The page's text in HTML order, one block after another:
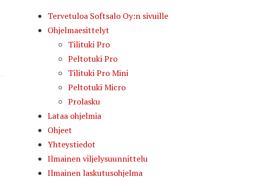
Tervetuloa Softsalo Oy:n sivuille
Ohjelmaesittelyt
Tilituki Pro
Peltotuki Pro
Tilituki Pro Mini
Peltotuki Micro
Prolasku
Lataa ohjelmia
Ohjeet
Yhteystiedot
Ilmainen viljelysuunnittelu
Ilmainen laskutusohjelma